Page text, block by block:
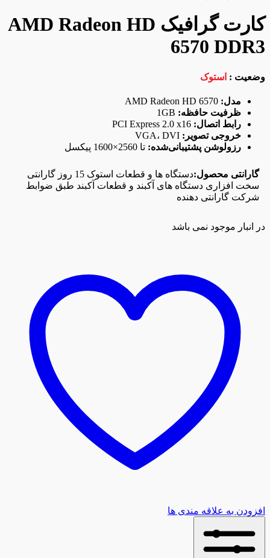
کارت گرافیک AMD Radeon HD
6570 DDR3
وضعیت : استوک
مدل:
ظرفیت حافظه:
رابط اتصال:
خروجی تصویر:
رزولوشن پشتیبانی‌شده: تا 2560×1600 پیکسل
گارانتی محصول:
دستگاه ها و قطعات استوک 15 روز گارانتی
سخت افزاری دستگاه های آکبند و قطعات آکبند طبق ضوابط
شرکت گارانتی دهنده
در انبار موجود نمی باشد
افزودن به علاقه مندی ها